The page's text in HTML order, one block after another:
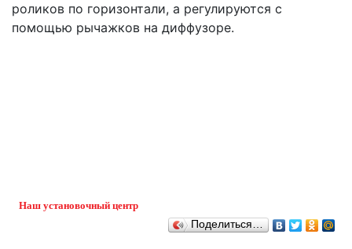
роликов по горизонтали, а регулируются с
помощью рычажков на диффузоре.
Наш установочный центр
Поделиться…